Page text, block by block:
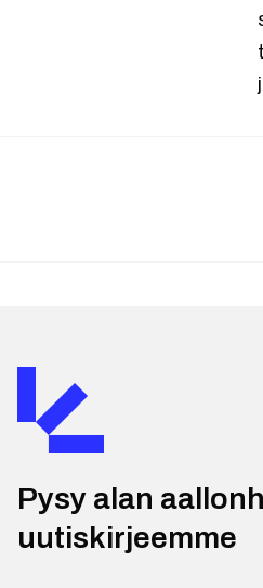
Pysy alan
uutiskirjeemme